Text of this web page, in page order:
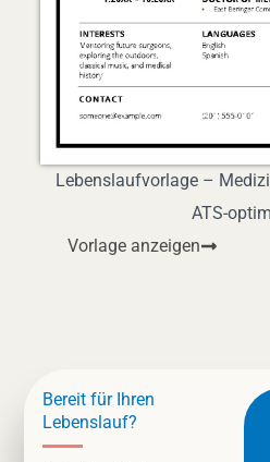
Lebenslaufvorlage –
ATS-
Vorlage anzeigen
Bereit für Ihren
Lebenslauf?